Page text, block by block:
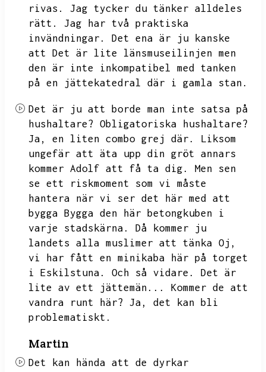
rivas.
Jag tycker du tänker alldeles
rätt.
Jag har två praktiska
invändningar.
Det ena är ju kanske
att Det är lite länsmuseilinjen men
den är inte inkompatibel med tanken
på en jättekatedral där i gamla stan.
Det är ju att borde man inte satsa på
hushaltare? Obligatoriska hushaltare?
Ja,
en liten combo grej där.
Liksom
ungefär att äta upp din gröt annars
kommer Adolf att få ta dig.
Men sen
se ett riskmoment som vi måste
hantera när vi ser det här med att
bygga Bygga den här betongkuben i
varje stadskärna.
Då kommer ju
landets alla muslimer att tänka Oj,
vi har fått en minikaba här på torget
i Eskilstuna.
Och så vidare.
Det är
lite av ett jättemän...
Kommer de att
vandra runt här? Ja,
det kan bli
problematiskt.
Martin
Det kan hända att de dyrkar